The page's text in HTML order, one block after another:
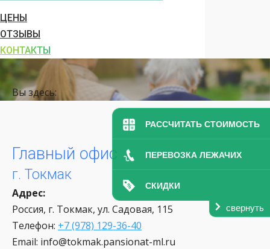
РАССЧИТАТЬ СТОИМОСТЬ
ПЕРЕВОЗКА ЛЕЖАЧИХ
СКИДКИ
свернуть
ЦЕНЫ
ОТЗЫВЫ
КОНТАКТЫ
Вы здесь:
Главный офис
г. Токмак
Адрес:
Россия, г. Токмак, ул. Садовая, 115
Телефон: +7 (978) 129-36-40
Email: info@tokmak.pansionat-ml.ru